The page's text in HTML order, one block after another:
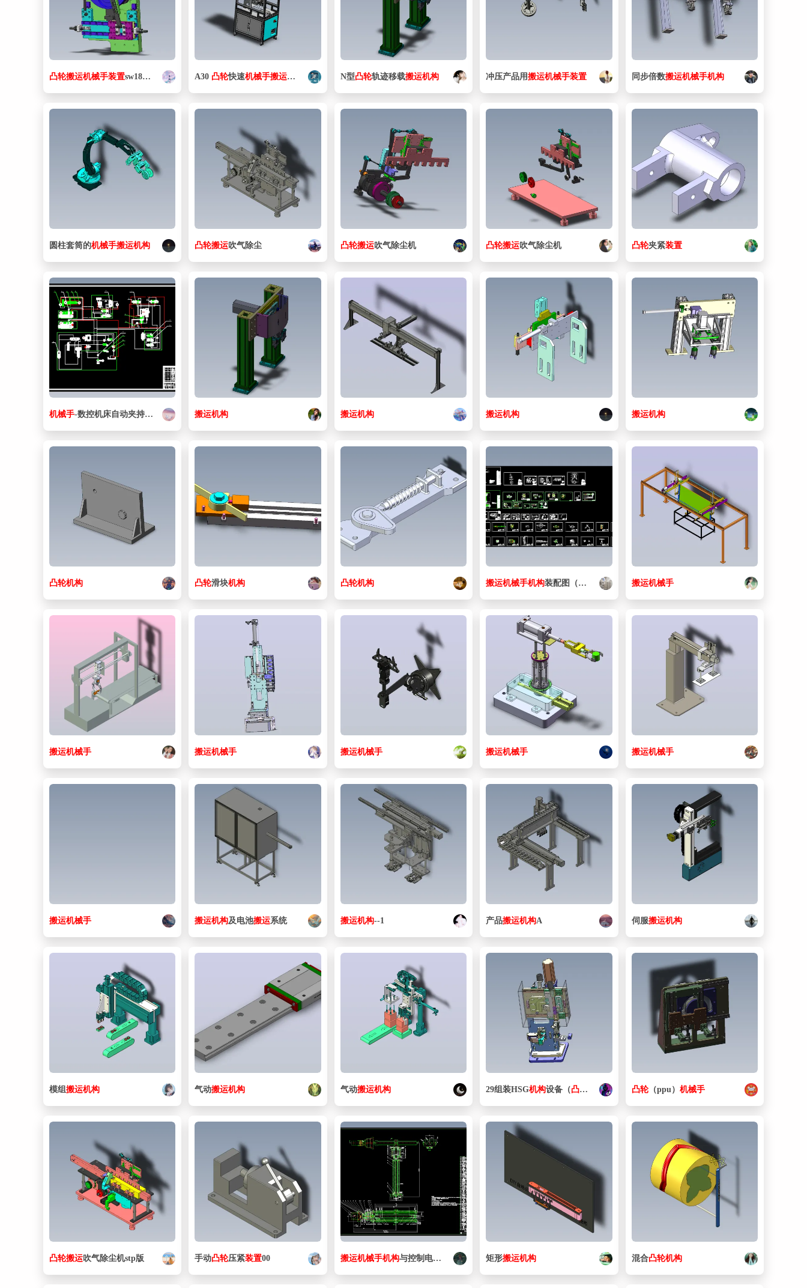
21. 1_MIR_4.sldprt
22. 2_MIR.sldprt 63 KB
23. 2_MIR_1.sldprt 70 KB
26. 2_MIR_4.sldprt
27. 3_MIR.sldprt 63 KB
28. A26 凸轮搬运机械手装置.JPG 117 KB
29. ASPO5-15_MIR.sldasm
30. ASPO5-35_MIR.sldasm 31.1 KB
31. ASPO5-40_MIR.sldasm 31.3 KB
33. BGRCB6002ZZ-30_MIR.sldasm 31.3 KB
34. CBALN12_MIR.sldprt
35. CBSS4-6_MIR.sldprt 64.5 KB
37. CBTN4_MIR.sldprt 61.5 KB
38. CBTN5_MIR.sldprt 62.5 KB
40. CFU5-13358259_MIR.sldprt
41. CONTACT PP1.STEP
42. CONTACT PP1.SLDASM 1.56 MB
43. FB6-12_MIR.sldprt 63.5 KB
64 KB
47. HHTA60S5M150-E-15_MIR.sldasm 31.5 KB
48. HHTA60S5M150-E-15_body_MIR.sldprt
49. MLM15body_MIR.sldprt
52. RB0805_MIR.sldprt
53. SCSBN12-16_1_MIR.sldprt 70.5 KB
64.5 KB
58. WSRB20-4_MIR.sldprt
79.4 KB
62. _X2_76D85F0F51F88F6E_X0_1.sldprt95.4 KB
63. _X2_76D85F0F51F88F6E_X0_2.sldasm
64. _X2_76D85F0F51F88F6E_X0_2.sldprt
65. b_SSEB10_MIR.sldprt
66. b_SSEB13_MIR.sldprt
68. r_SE2B10-175_MIR.sldprt 81 KB
69. r_SSE2BLV13-104_MIR.sldprt 70.5 KB
凸轮搬运机械手装置sw18可编辑 A30 凸轮快速机械手搬运设备 N型凸轮轨迹移载搬运机构 冲压产品用搬运机械手装置 同步倍数搬运机械手机构
圆柱套筒的机械手搬运机构 凸轮搬运吹气除尘 凸轮搬运吹气除尘机 凸轮搬运吹气除尘机 凸轮夹紧装置
机械手-数控机床自动夹持搬运 装置 搬运机构 搬运机构 搬运机构 搬运机构
凸轮机构 凸轮滑块机构 凸轮机构 搬运机械手机构装配图（完整版） 搬运机械手
搬运机械手 搬运机械手 搬运机械手 搬运机械手 搬运机械手
搬运机械手 搬运机构及电池搬运系统 搬运机构--1 产品搬运机构A 伺服搬运机构
模组 搬运机构 气动搬运机构 气动搬运机构 29组装HSG机构设备（凸轮 机械手 ）
凸轮（ppu） 机械手
凸轮搬运吹气除尘机stp版 手动凸轮压紧装置00 搬运机械手机构与控制电路设计 矩形搬运机构 混合凸轮机构